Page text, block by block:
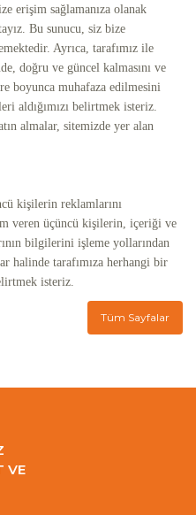
erişim sağlamanıza olanak
Bu sunucu, siz bize
Ayrıca, tarafımız ile
doğru ve güncel kalmasını ve
boyunca muhafaza edilmesini
aldığımızı belirtmek isteriz.
almalar, sitemizde yer alan
kişilerin reklamlarını
veren üçüncü kişilerin, içeriği ve
bilgilerini işleme yollarından
halinde tarafımıza herhangi bir
isteriz.
Tüm Sayfalar
VE